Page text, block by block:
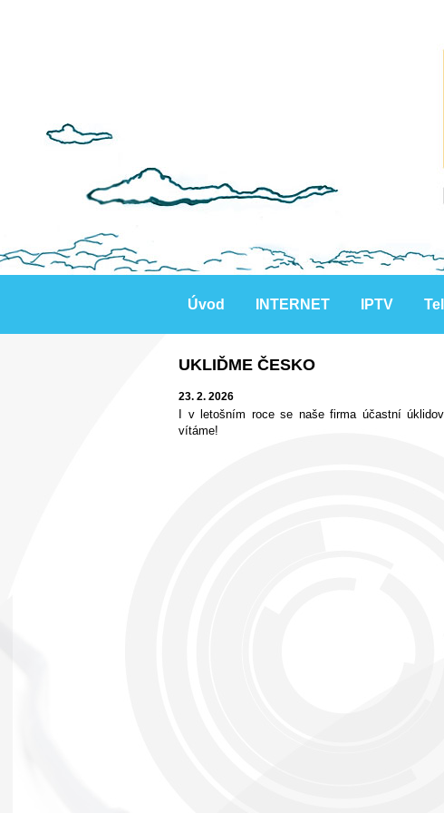
Úvod INTERNET IPTV
UKLIĎME ČESKO
23. 2. 2026
I v letošním roce se naše firma účastní
vítáme!